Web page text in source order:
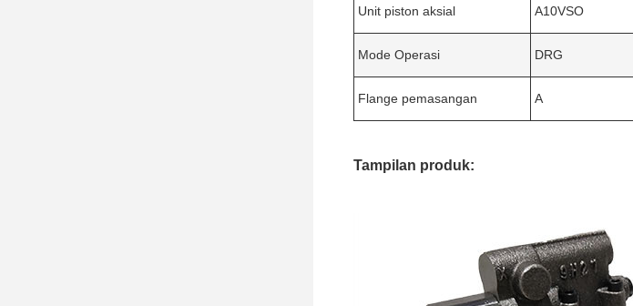
Unit piston aksial A10VSO
Mode Operasi DRG
Flange pemasangan A
Tampilan produk: